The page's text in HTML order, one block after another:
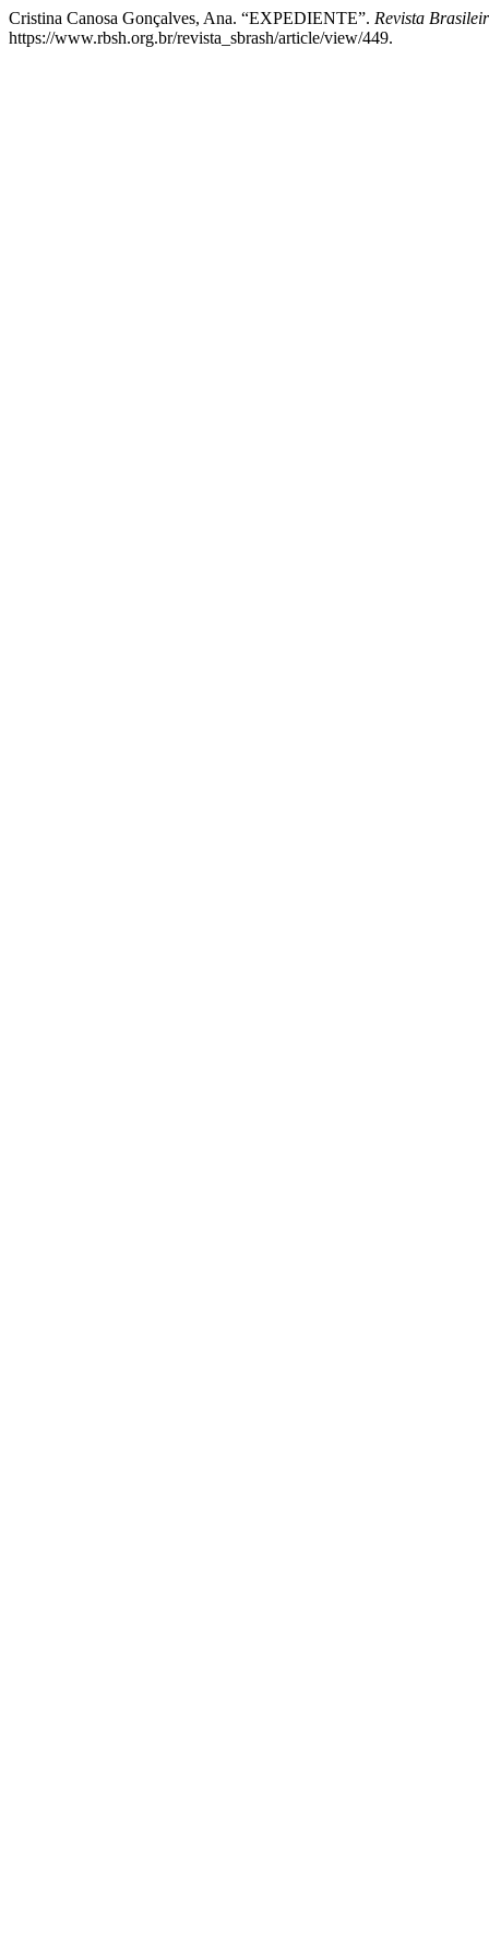
Cristina Canosa Gonçalves, Ana. “EXPEDIENTE”. Revista
https://www.rbsh.org.br/revista_sbrash/article/view/449.